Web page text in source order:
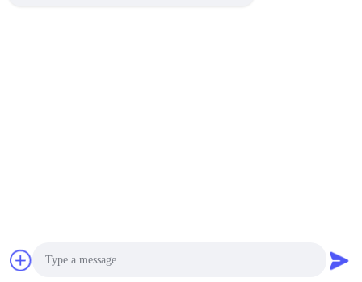
공급자. 저작권 2020-2026 Chengdu Sevenpower Generating
Equipment Co., Ltd. 모두 모든 권리 보호